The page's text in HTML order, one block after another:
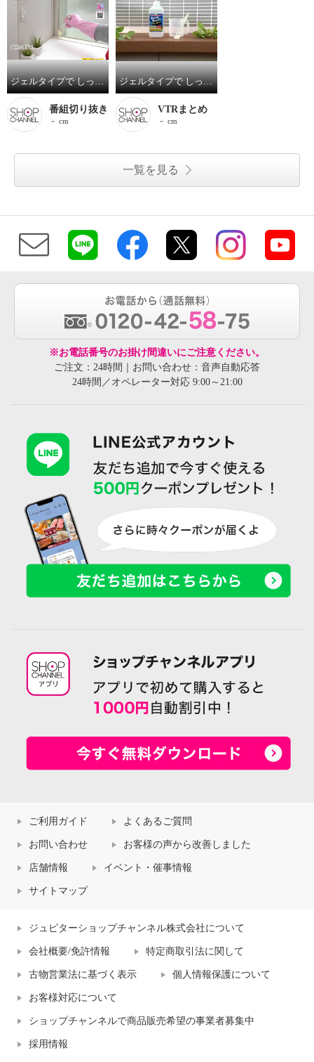
ジェルタイプで しっかり密着！除菌・ カビ・ヌメリ取り洗浄剤 スライムバスター ＜１ｋｇ＞
番組切り抜き
－ cm
ジェルタイプで しっかり密着！除菌・ カビ・ヌメリ取り洗浄剤 スライムバスター ＜１ｋｇ＞
VTRまとめ
－ cm
一覧を見る
※お電話番号のお掛け間違いにご注意ください。
ご注文：24時間｜お問い合わせ：音声自動応答
24時間／オペレーター対応 9:00～21:00
ご利用ガイド よくあるご質問
お問い合わせ お客様の声から改善しました
店舗情報 イベント・催事情報
サイトマップ
ジュピターショップチャンネル株式会社について
会社概要/免許情報 特定商取引法に関して
古物営業法に基づく表示 個人情報保護について
お客様対応について
ショップチャンネルで商品販売希望の事業者募集中
採用情報